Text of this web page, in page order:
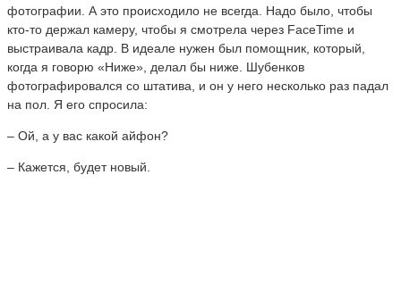
фотографии. А это происходило не всегда. Надо было, чтобы
кто-то держал камеру, чтобы я смотрела через FaceTime и
выстраивала кадр. В идеале нужен был помощник, который,
когда я говорю «Ниже», делал бы ниже. Шубенков
фотографировался со штатива, и он у него несколько раз падал
на пол. Я его спросила:
– Ой, а у вас какой айфон?
– Кажется, будет новый.